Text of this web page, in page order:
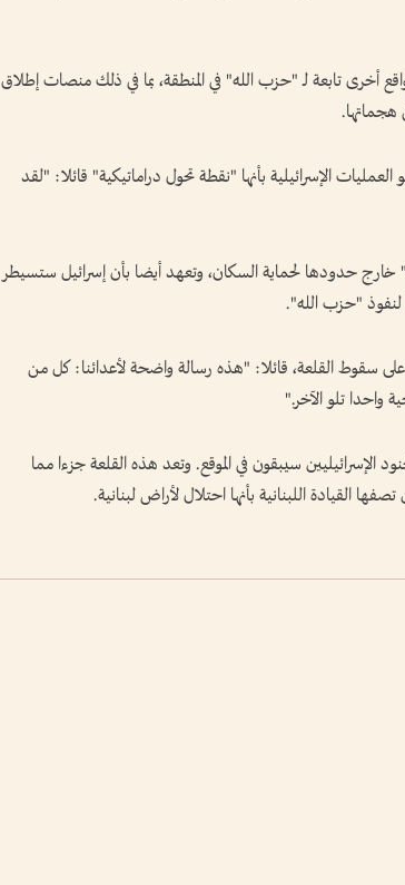
أخرى تابعة لـ "حزب الله" في المنطقة، بما في ذلك منصات إطلاق
هجماتها.
الإسرائيلية بأنها "نقطة تحول دراماتيكية" قائلا: "لقد
خارج حدودها لحماية السكان، وتعهد أيضا بأن إسرائيل ستسيطر
لنفوذ "حزب الله".
سقوط القلعة، قائلا: "هذه رسالة واضحة لأعدائنا: كل من
واحدا تلو الآخر."
الإسرائيليين سيبقون في الموقع. وتعد هذه القلعة جزءا مما
القيادة اللبنانية بأنها احتلال لأراض لبنانية.